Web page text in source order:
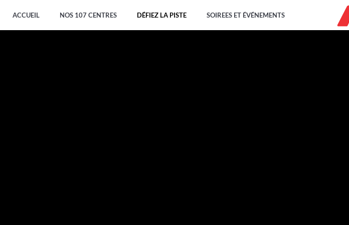
ACCUEIL NOS 107 CENTRES DÉFIEZ LA PISTE SOIREES ET ÉVÉNEMENTS